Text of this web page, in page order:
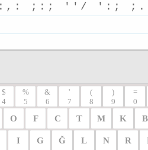
: , : ; : ; ' ' / ' : ; ; .
$
4
%
5
&
6
'
7
(
8
)
9
=
0
O F C T M K B
I G Ğ L N R